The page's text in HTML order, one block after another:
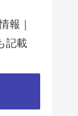
報｜
記載